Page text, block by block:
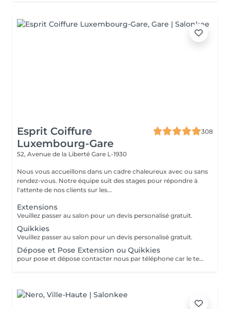
Esprit Coiffure
Luxembourg-Gare
308
52, Avenue de la Liberté Gare L-1930
Nous vous accueillons dans un cadre chaleureux avec ou sans
rendez-vous. Notre équipe suit des stages pour répondre à
l'attente de nos clients sur les...
Extensions
Veuillez passer au salon pour un devis personalisé gratuit.
Quikkies
Veuillez passer au salon pour un devis personalisé gratuit.
Dépose et Pose Extension ou Quikkies
pour pose et dépose contacter nous par téléphone car le temps peut varier